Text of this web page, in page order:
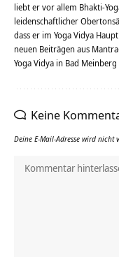
liebt er vor allem Bhakti-
leidenschaftlicher
dass er im Yoga Vidya
neuen Beiträgen aus
Yoga Vidya in Bad
Keine
Deine E-Mail-Adresse wird nicht